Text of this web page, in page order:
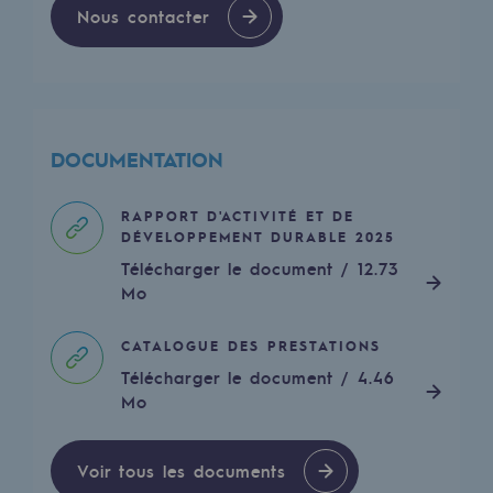
Sécurité et cybersécurité
Gouvernance responsable
CADRE, le programme gouvernance
Éthique et conformité
Achats responsables
Fonds de dotation
Nous contacter
DOCUMENTATION
RAPPORT D'ACTIVITÉ ET DE
DÉVELOPPEMENT DURABLE 2025
Télécharger le document / 12.73
Mo
CATALOGUE DES PRESTATIONS
Télécharger le document / 4.46
Mo
Voir tous les documents